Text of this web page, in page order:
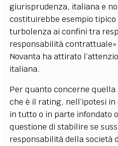
giurisprudenza, italiana e
costituirebbe esempio tipico
turbolenza ai confini tra
responsabilità
Novanta ha attirato
italiana.
Per quanto concerne
che è il rating, nell’ipotesi
in tutto o in parte infondato
questione di stabilire se
responsabilità della società